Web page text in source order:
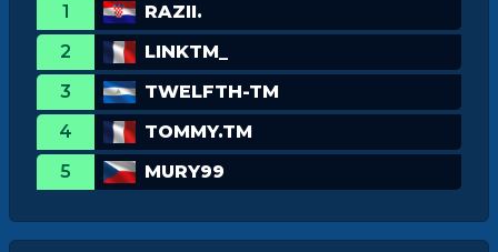
1
RAZII.
2
LINKTM_
3
TWELFTH-TM
4
TOMMY.TM
5
MURY99